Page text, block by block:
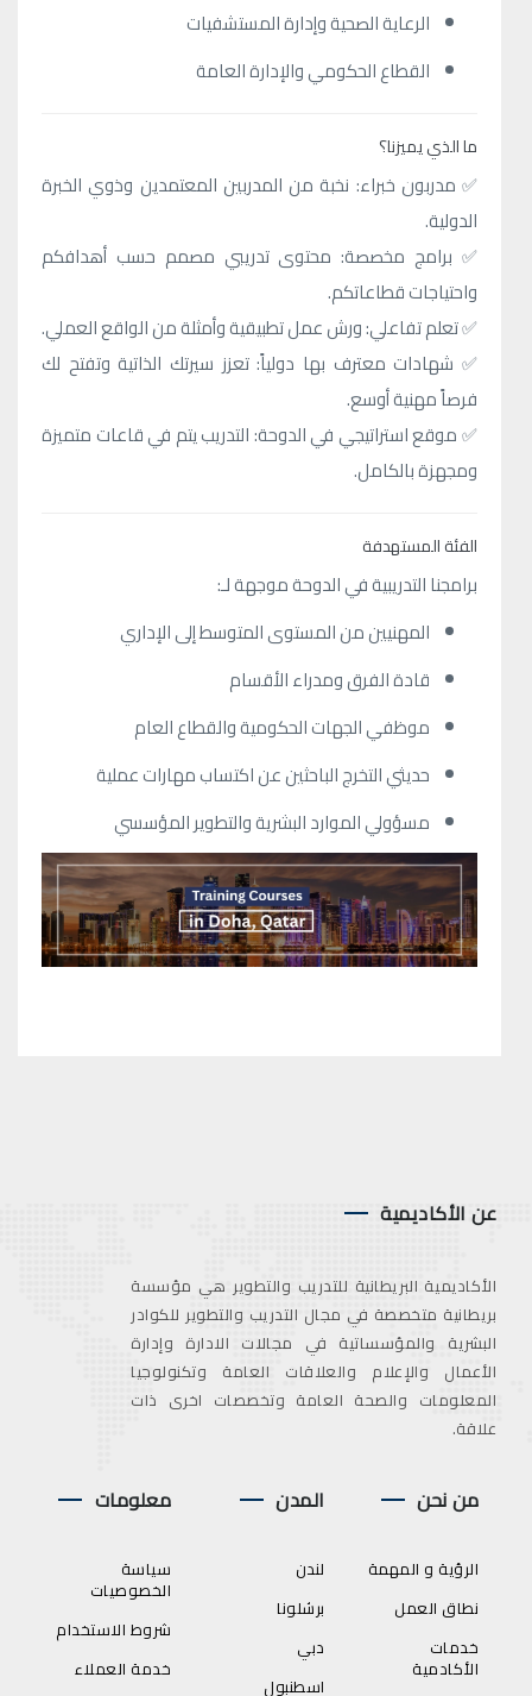
الرعاية الصحية وإدارة المستشفيات
القطاع الحكومي والإدارة العامة
ما الذي يميزنا؟
✅ مدربون خبراء: نخبة من المدربين المعتمدين وذوي الخبرة
الدولية.
✅ برامج مخصصة: محتوى تدريبي مصمم حسب أهدافكم
واحتياجات قطاعاتكم.
✅ تعلم تفاعلي: ورش عمل تطبيقية وأمثلة من الواقع العملي.
✅ شهادات معترف بها دولياً: تعزز سيرتك الذاتية وتفتح لك
فرصاً مهنية أوسع.
✅ موقع استراتيجي في الدوحة: التدريب يتم في قاعات متميزة
ومجهزة بالكامل.
الفئة المستهدفة
برامجنا التدريبية في الدوحة موجهة لـ:
المهنيين من المستوى المتوسط إلى الإداري
قادة الفرق ومدراء الأقسام
موظفي الجهات الحكومية والقطاع العام
حديثي التخرج الباحثين عن اكتساب مهارات عملية
مسؤولي الموارد البشرية والتطوير المؤسسي
عن الأكاديمية
الأكاديمية البريطانية للتدريب والتطوير هي مؤسسة
بريطانية متخصصة في مجال التدريب والتطوير للكوادر
البشرية والمؤسساتية في مجالات الادارة وإدارة
الأعمال والإعلام والعلاقات العامة وتكنولوجيا
المعلومات والصحة العامة وتخصصات اخرى ذات
علاقة.
من نحن
الرؤية و المهمة
نطاق العمل
خدمات
الأكادمية
المدن
لندن
برشلونا
دبي
اسطنبول
معلومات
سياسة
الخصوصيات
شروط الاستخدام
خدمة العملاء